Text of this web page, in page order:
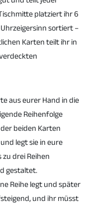
platziert ihr 6
sortiert –
Karten teilt ihr in
aus eurer Hand in die
Reihenfolge
beiden Karten
legt sie in eure
zu drei Reihen
gestaltet.
Reihe legt und später
und ihr müsst